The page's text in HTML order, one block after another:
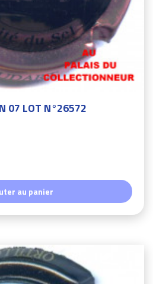
07 LOT N°26572
au panier